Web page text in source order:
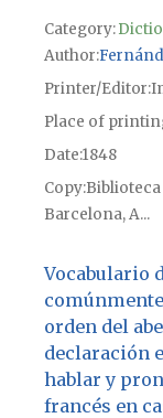
Category:
Author
Printer/Editor
Place of
Date1848
CopyBiblioteca
Barcelona, A...
Vocabulario
orden del
declaración
hablar y
francés en